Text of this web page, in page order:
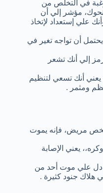
في التخلص من
نحوك، مؤشر إلي أن
علي إستعداد لإتخاذ
أن تواجه تغير في
إلي أنك تشعر
أنك تسعي لتنظيم
ومثمر .
مريض، فإنه يموت
يعني الإصابة
دل علي موت أحد من
هلاك جنود كثيرة .